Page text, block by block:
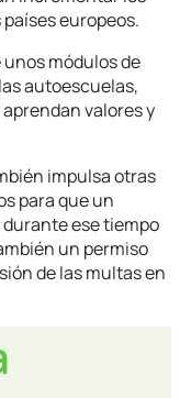
europeos.
módulos de
autoescuelas,
valores y
impulsa otras
para que un
ese tiempo
un permiso
de las multas en